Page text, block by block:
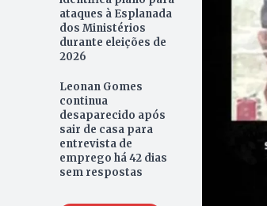
ataques à Esplanada
dos Ministérios
durante eleições de
2026
Leonan Gomes
continua
desaparecido após
sair de casa para
entrevista de
emprego há 42 dias
sem respostas